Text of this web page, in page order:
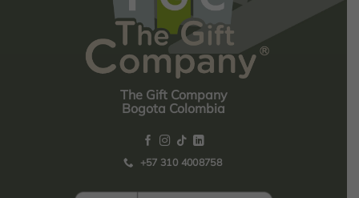
The Gift Company
Bogota Colombia
+57 310 4008758